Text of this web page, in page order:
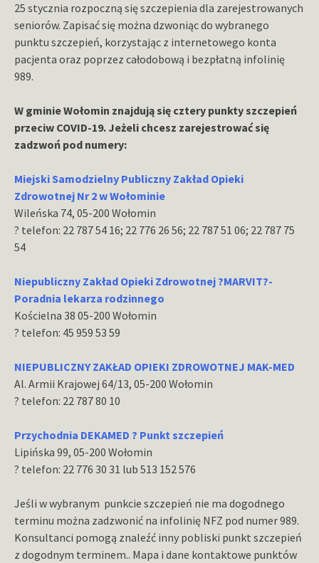
25 stycznia rozpoczną się szczepienia dla zarejestrowanych
seniorów. Zapisać się można dzwoniąc do wybranego
punktu szczepień, korzystając z internetowego konta
pacjenta oraz poprzez całodobową i bezpłatną infolinię
989.
W gminie Wołomin znajdują się cztery punkty szczepień
przeciw COVID-19. Jeżeli chcesz zarejestrować się
zadzwoń pod numery:
Miejski Samodzielny Publiczny Zakład Opieki
Zdrowotnej Nr 2 w Wołominie
Wileńska 74, 05-200 Wołomin
? telefon: 22 787 54 16; 22 776 26 56; 22 787 51 06; 22 787 75
54
Niepubliczny Zakład Opieki Zdrowotnej ?MARVIT?-
Poradnia lekarza rodzinnego
Kościelna 38 05-200 Wołomin
? telefon: 45 959 53 59
NIEPUBLICZNY ZAKŁAD OPIEKI ZDROWOTNEJ MAK-MED
Al. Armii Krajowej 64/13, 05-200 Wołomin
? telefon: 22 787 80 10
Przychodnia DEKAMED ? Punkt szczepień
Lipińska 99, 05-200 Wołomin
? telefon: 22 776 30 31 lub 513 152 576
Jeśli w wybranym punkcie szczepień nie ma dogodnego
terminu można zadzwonić na infolinię NFZ pod numer 989.
Konsultanci pomogą znaleźć inny pobliski punkt szczepień
z dogodnym terminem.. Mapa i dane kontaktowe punktów